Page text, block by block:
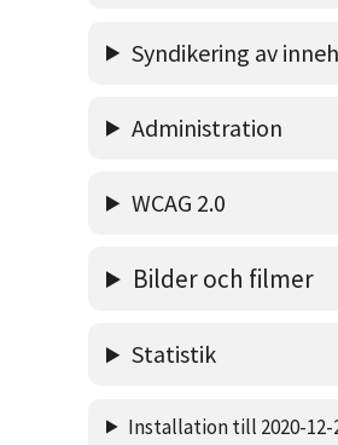
Syndikering av
Administration
WCAG 2.0
Bilder och filmer
Statistik
Installation till 2020-12-